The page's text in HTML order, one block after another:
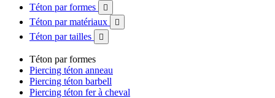
Téton par formes

Téton par matériaux 
Téton par tailles 
Téton par formes
Piercing téton anneau
Piercing téton barbell
Piercing téton fer à cheval